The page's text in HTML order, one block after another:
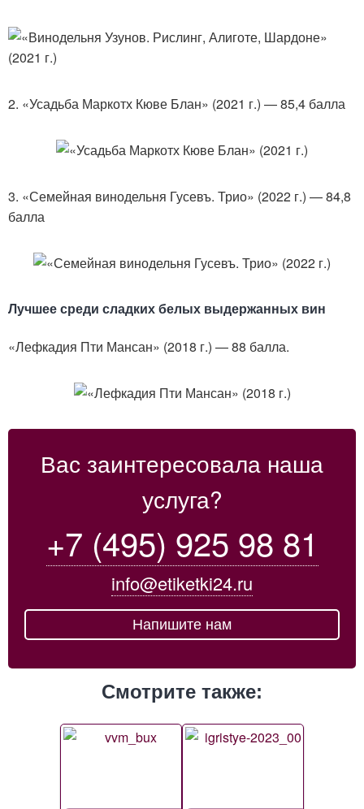
2. «Усадьба Маркотх Кюве Блан» (2021 г.) — 85,4 балла
3. «Семейная винодельня Гусевъ. Трио» (2022 г.) — 84,8
балла
Лучшее среди сладких белых выдержанных вин
«Лефкадия Пти Мансан» (2018 г.) — 88 балла.
Вас заинтересовала наша
услуга?
+7 (495) 925 98 81
info@etiketki24.ru
Напишите нам
Смотрите также: